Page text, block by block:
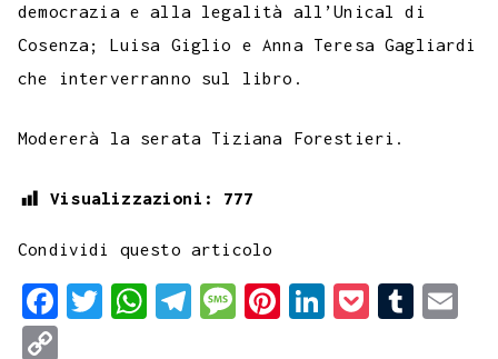
democrazia e alla legalità all’Unical di
Cosenza; Luisa Giglio e Anna Teresa Gagliardi
che interverranno sul libro.
Modererà la serata Tiziana Forestieri.
Visualizzazioni: 777
Condividi questo articolo
F
T
W
T
M
P
L
T